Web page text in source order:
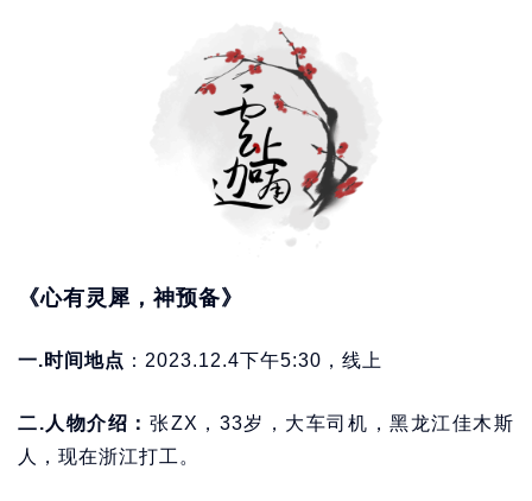
《心有灵犀，神预备》
一.时间地点 ：2023.12.4下午5:30，线上
二.人物介绍： 张ZX，33岁，大车司机，黑龙江佳木斯
人，现在浙江打工。